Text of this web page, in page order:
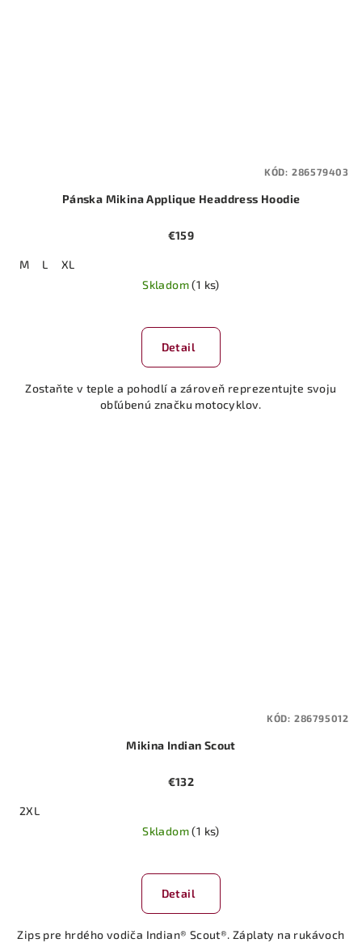
Pánska Mikina Applique Headdress Hoodie
€159
M L
XL
Skladom(1 ks)
hodnotenie
produktu
z
5
Detail
Zostaňte v teple a pohodlí a zároveň reprezentujte svoju
obľúbenú značku motocyklov.
KÓD: 286579403
Mikina Indian Scout
€132
2XL
Skladom(1 ks)
Detail
Zips pre hrdého vodiča Indian® Scout®. Záplaty na rukávoch
KÓD: 286795012